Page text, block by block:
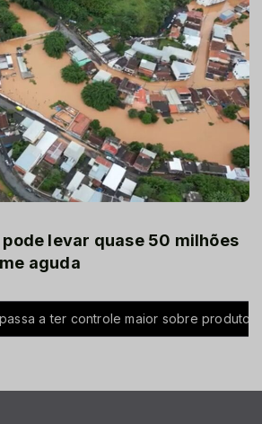
pode levar quase 50 milhões
aguda
ter controle maior sobre produtos